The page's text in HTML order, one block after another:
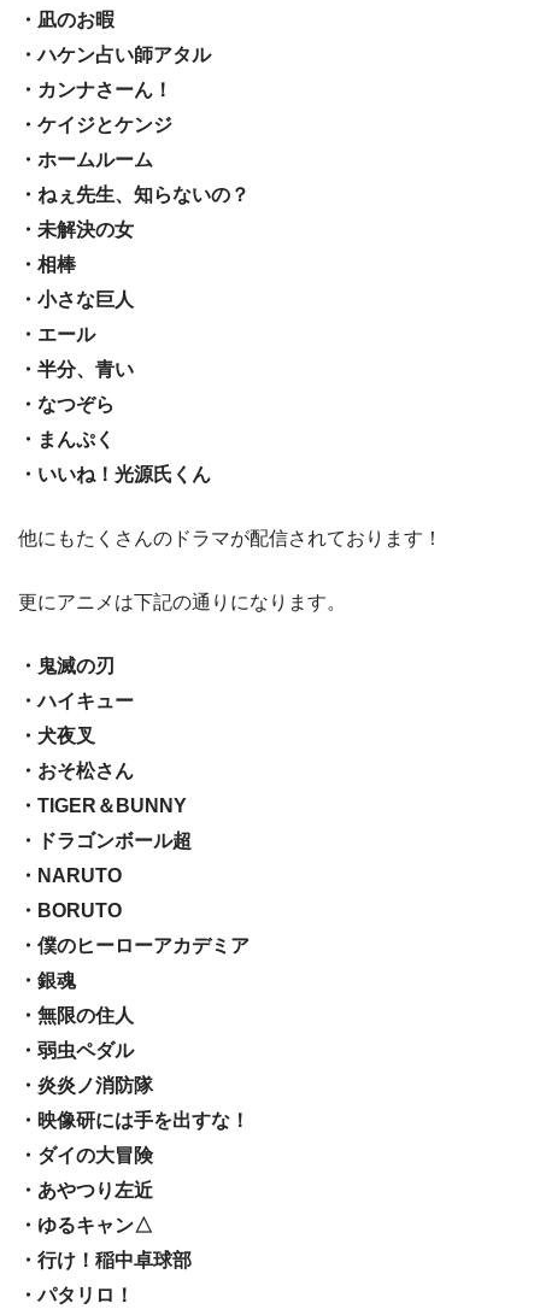
・凪のお暇
・ハケン占い師アタル
・カンナさーん！
・ケイジとケンジ
・ホームルーム
・ねぇ先生、知らないの？
・未解決の女
・相棒
・小さな巨人
・エール
・半分、青い
・なつぞら
・まんぷく
・いいね！光源氏くん
他にもたくさんのドラマが配信されております！
更にアニメは下記の通りになります。
・鬼滅の刃
・ハイキュー
・犬夜叉
・おそ松さん
・TIGER＆BUNNY
・ドラゴンボール超
・NARUTO
・BORUTO
・僕のヒーローアカデミア
・銀魂
・無限の住人
・弱虫ペダル
・炎炎ノ消防隊
・映像研には手を出すな！
・ダイの大冒険
・あやつり左近
・ゆるキャン△
・行け！稲中卓球部
・パタリロ！